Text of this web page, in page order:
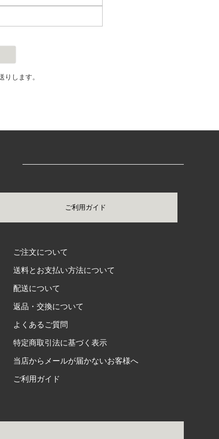
します。
ご利用ガイド
ご注文について
送料とお支払い方法について
配送について
返品・交換について
よくあるご質問
特定商取引法に基づく表示
当店からメールが届かないお客様へ
ご利用ガイド